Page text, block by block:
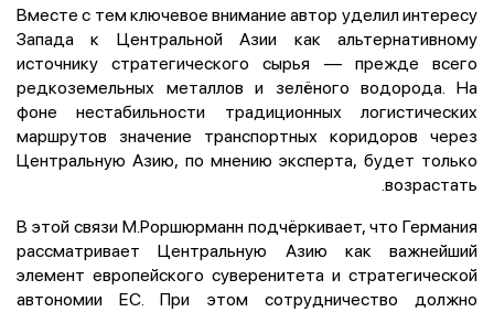
Вместе с тем ключевое внимание автор уделил интересу
Запада к Центральной Азии как альтернативному
источнику стратегического сырья — прежде всего
редкоземельных металлов и зелёного водорода. На
фоне нестабильности традиционных логистических
маршрутов значение транспортных коридоров через
Центральную Азию, по мнению эксперта, будет только
возрастать.
В этой связи М.Роршюрманн подчёркивает, что Германия
рассматривает Центральную Азию как важнейший
элемент европейского суверенитета и стратегической
автономии ЕС. При этом сотрудничество должно